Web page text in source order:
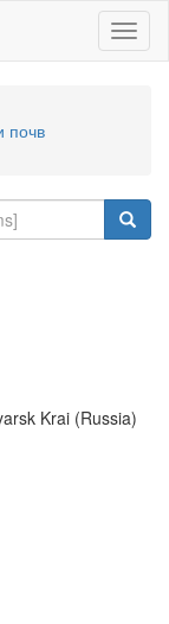
почв
Krai (Russia)